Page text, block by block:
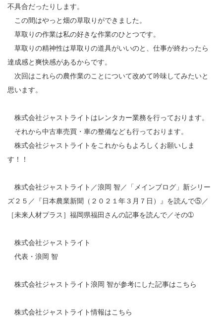
不具合だったりします。
この間はやっと畑の草取りができました。
草取りの作業は私の好きな作業のひとつです。
草取りの精神性は草取りの道具がいいのと、仕事が終わったら
達成感と爽快感があるからです。
次回はこれらの農作業のことについて改めて吟味してみたいと
思います。
株式会社ジャストライトはレンタカー業務を行っております。
それから中古車売買・車の整備なども行っております。
株式会社ジャストライトをこれからもよろしくお願いしま
す！！
株式会社ジャストライト／浪岡 智／「メインブログ」新シリー
ズ２５／『日本農業新聞（２０２１年３月７日）』を読んで⑤／
［未来人材プラス］福岡県福田さんの記事を読んで／その➀
株式会社ジャストライト
代表・浪岡 智
株式会社ジャストライト浪岡 智が参考にした記事はこちら
株式会社ジャストライト情報はこちら